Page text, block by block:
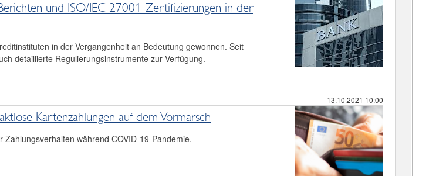
und ISO/IEC 27001-Zertifizierungen in der
in der Vergangenheit an Bedeutung gewonnen. Seit
detaillierte Regulierungsinstrumente zur Verfügung.
13.10.2021 10:00
Kartenzahlungen auf dem Vormarsch
während COVID-19-Pandemie.